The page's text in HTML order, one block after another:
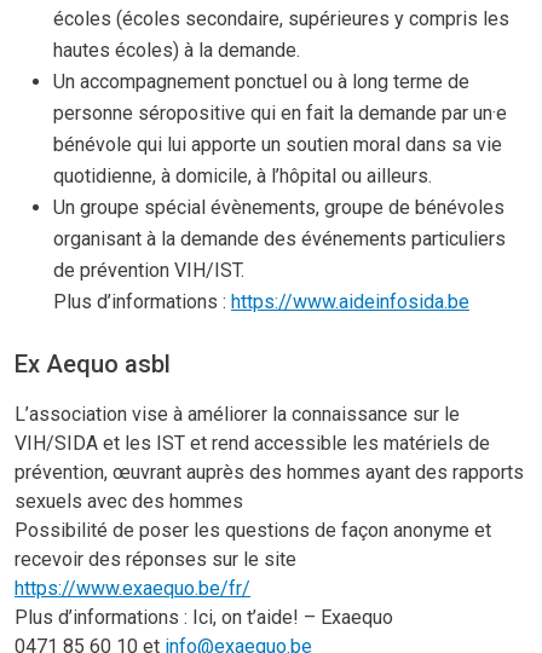
écoles (écoles secondaire, supérieures y compris les
hautes écoles) à la demande.
Un accompagnement ponctuel ou à long terme de
personne séropositive qui en fait la demande par un·e
bénévole qui lui apporte un soutien moral dans sa vie
quotidienne, à domicile, à l’hôpital ou ailleurs.
Un groupe spécial évènements, groupe de bénévoles
organisant à la demande des événements particuliers
de prévention VIH/IST.
Plus d’informations : https://www.aideinfosida.be
Ex Aequo asbl
L’association vise à améliorer la connaissance sur le
VIH/SIDA et les IST et rend accessible les matériels de
prévention, œuvrant auprès des hommes ayant des rapports
sexuels avec des hommes
Possibilité de poser les questions de façon anonyme et
recevoir des réponses sur le site
https://www.exaequo.be/fr/
Plus d’informations : Ici, on t’aide! – Exaequo
0471 85 60 10 et info@exaequo.be